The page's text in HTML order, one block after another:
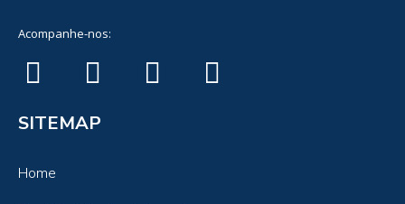
Acompanhe-nos:
SITEMAP
Home